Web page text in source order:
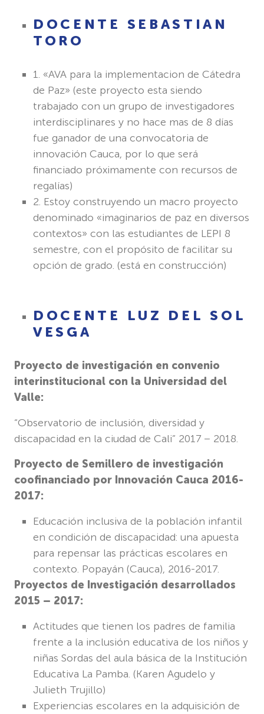
DOCENTE SEBASTIAN
TORO
1. «AVA para la implementacion de Cátedra
de Paz» (este proyecto esta siendo
trabajado con un grupo de investigadores
interdisciplinares y no hace mas de 8 días
fue ganador de una convocatoria de
innovación Cauca, por lo que será
financiado próximamente con recursos de
regalías)
2. Estoy construyendo un macro proyecto
denominado «imaginarios de paz en diversos
contextos» con las estudiantes de LEPI 8
semestre, con el propósito de facilitar su
opción de grado. (está en construcción)
DOCENTE LUZ DEL SOL
VESGA
Proyecto de investigación en convenio
interinstitucional con la Universidad del
Valle:
“Observatorio de inclusión, diversidad y
discapacidad en la ciudad de Cali” 2017 – 2018.
Proyecto de Semillero de investigación
coofinanciado por Innovación Cauca 2016-
2017:
Educación inclusiva de la población infantil
en condición de discapacidad: una apuesta
para repensar las prácticas escolares en
contexto. Popayán (Cauca), 2016-2017.
Proyectos de Investigación desarrollados
2015 – 2017:
Actitudes que tienen los padres de familia
frente a la inclusión educativa de los niños y
niñas Sordas del aula básica de la Institución
Educativa La Pamba. (Karen Agudelo y
Julieth Trujillo)
Experiencias escolares en la adquisición de